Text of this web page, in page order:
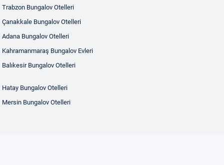
Trabzon Bungalov Otelleri
Çanakkale Bungalov Otelleri
Adana Bungalov Otelleri
Kahramanmaraş Bungalov Evleri
Balıkesir Bungalov Otelleri
Hatay Bungalov Otelleri
Mersin Bungalov Otelleri